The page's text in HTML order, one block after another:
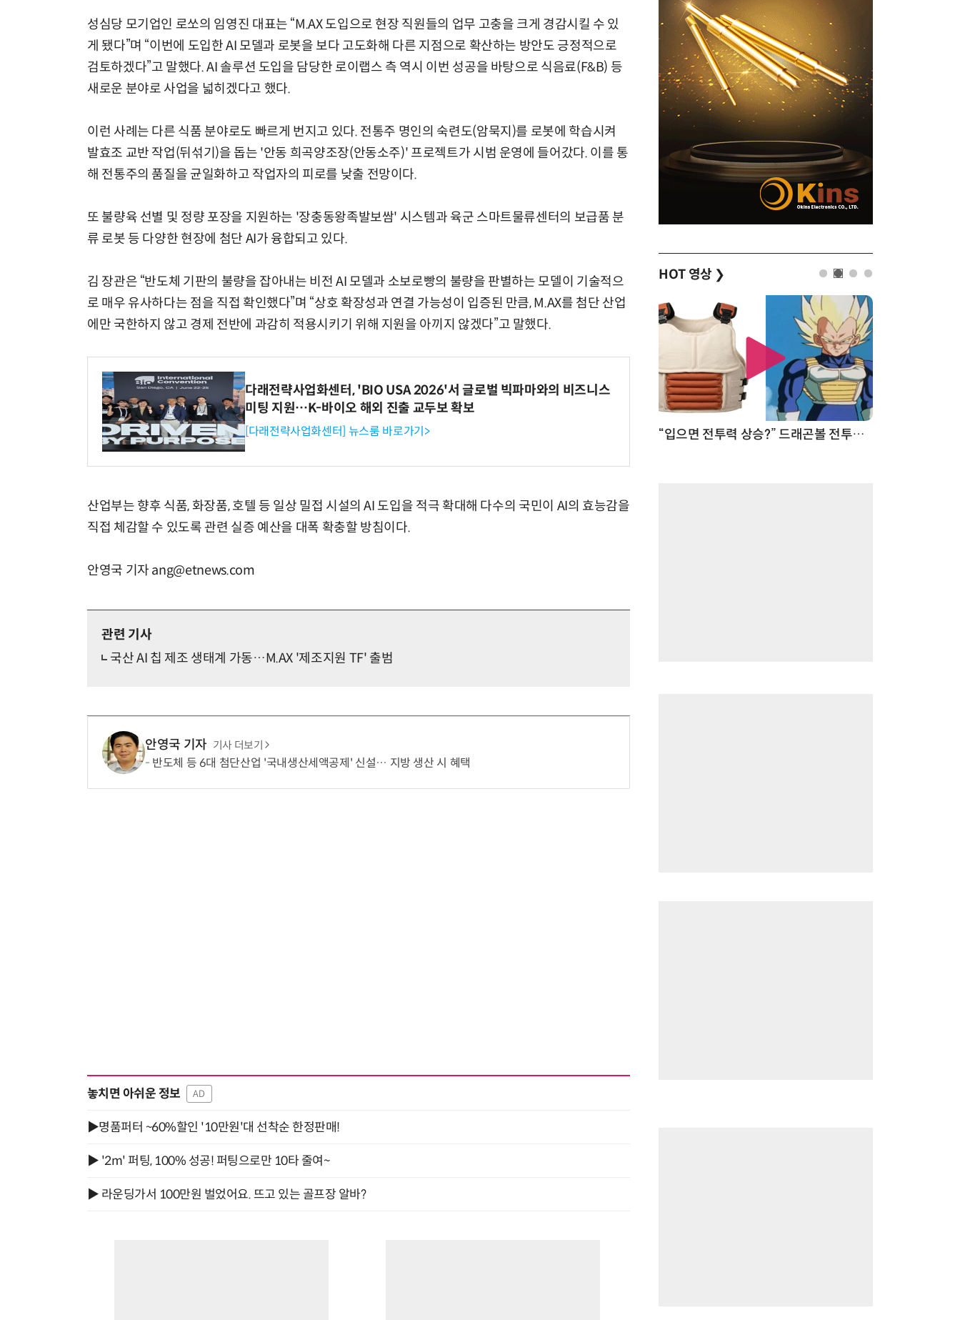
성심당 모기업인 로쏘의 임영진 대표는 “M.AX 도입으로 현장 직원들의 업무 고충을 크게 경감시킬 수 있
게 됐다”며 “이번에 도입한 AI 모델과 로봇을 보다 고도화해 다른 지점으로 확산하는 방안도 긍정적으로
검토하겠다”고 말했다. AI 솔루션 도입을 담당한 로이랩스 측 역시 이번 성공을 바탕으로 식음료(F&B) 등
새로운 분야로 사업을 넓히겠다고 했다.
이런 사례는 다른 식품 분야로도 빠르게 번지고 있다. 전통주 명인의 숙련도(암묵지)를 로봇에 학습시켜
발효조 교반 작업(뒤섞기)을 돕는 '안동 희곡양조장(안동소주)' 프로젝트가 시범 운영에 들어갔다. 이를 통
해 전통주의 품질을 균일화하고 작업자의 피로를 낮출 전망이다.
또 불량육 선별 및 정량 포장을 지원하는 '장충동왕족발보쌈' 시스템과 육군 스마트물류센터의 보급품 분
류 로봇 등 다양한 현장에 첨단 AI가 융합되고 있다.
김 장관은 “반도체 기판의 불량을 잡아내는 비전 AI 모델과 소보로빵의 불량을 판별하는 모델이 기술적으
로 매우 유사하다는 점을 직접 확인했다”며 “상호 확장성과 연결 가능성이 입증된 만큼, M.AX를 첨단 산업
에만 국한하지 않고 경제 전반에 과감히 적용시키기 위해 지원을 아끼지 않겠다”고 말했다.
다래전략사업화센터, 'BIO USA 2026'서 글로벌 빅파마와의 비즈니스
미팅 지원…K-바이오 해외 진출 교두보 확보
[다래전략사업화센터] 뉴스룸 바로가기>
산업부는 향후 식품, 화장품, 호텔 등 일상 밀접 시설의 AI 도입을 적극 확대해 다수의 국민이 AI의 효능감을
직접 체감할 수 있도록 관련 실증 예산을 대폭 확충할 방침이다.
안영국 기자 ang@etnews.com
관련 기사
국산 AI 칩 제조 생태계 가동…M.AX '제조지원 TF' 출범
안영국 기자 기사 더보기
반도체 등 6대 첨단산업 '국내생산세액공제' 신설… 지방 생산 시 혜택
놓치면 아쉬운 정보 AD
▶명품퍼터 ~60%할인 '10만원'대 선착순 한정판매!
▶ '2m' 퍼팅, 100% 성공! 퍼팅으로만 10타 줄여~
▶ 라운딩가서 100만원 벌었어요. 뜨고 있는 골프장 알바?
HOT 영상 ❯
“계속 쫓아왔다”…도망치던 우크라 민간인 공격한 러 자폭 드론 “입으면 전투력 상승?” 드래곤볼 전투복 닮은 중량조끼